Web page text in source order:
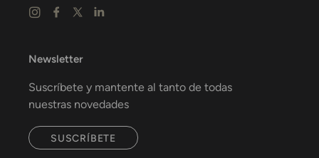
Newsletter
Suscríbete y mantente al tanto de todas
nuestras novedades
SUSCRÍBETE